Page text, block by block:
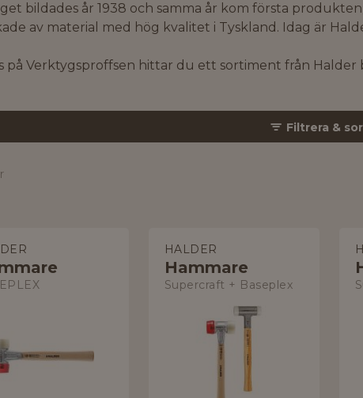
bildades år 1938 och samma år kom första
av material med hög kvalitet i Tyskland. Idag är
på Verktygsproffsen hittar du ett sortiment från
Filtrera &
HALDER
Hammare
Supercraft + Baseplex